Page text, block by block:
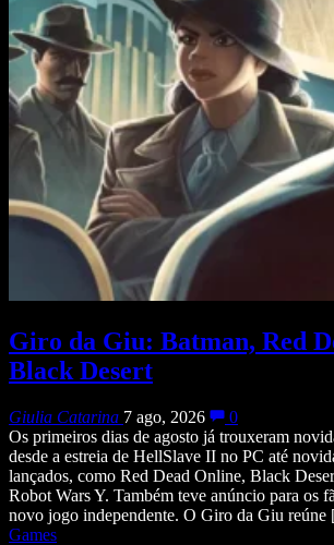
Giro da Giu: Batman, Red
Black Desert
Giulia Catarina 7 ago, 2026
0
Os primeiros dias de agosto já trouxeram
desde a estreia de HellSlave II no PC até
lançados, como Red Dead Online, Black
Robot Wars Y. Também teve anúncio para os
novo jogo independente. O Giro da Giu
Games